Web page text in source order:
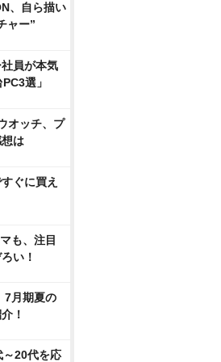
、自ら描い
ャー”
員が本気
選」
オッチ、プ
は
ぐに買え
も、注目
い！
7月期夏の
！
～20代を応